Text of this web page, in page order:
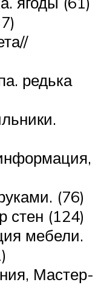
редька
(76)
стен (124)
мебели.
Мастер-